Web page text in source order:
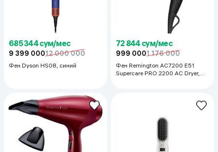
685 344 сум/мес
9 399 00012 000 000
Фен Dyson HS08, синий
72 844 сум/мес
999 0001 176 000
Фен Remington AC7200 E51
Supercare PRO 2200 AC Dryer,